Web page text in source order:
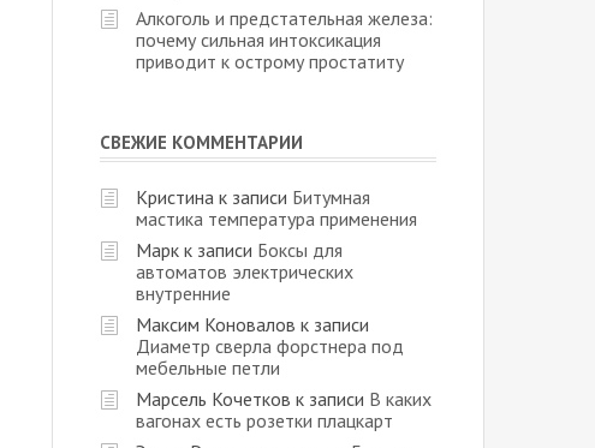
Алкоголь и предстательная железа:
почему сильная интоксикация
приводит к острому простатиту
СВЕЖИЕ КОММЕНТАРИИ
Кристина к записи Битумная
мастика температура применения
Марк к записи Боксы для
автоматов электрических
внутренние
Максим Коновалов к записи
Диаметр сверла форстнера под
мебельные петли
Марсель Кочетков к записи В каких
вагонах есть розетки плацкарт